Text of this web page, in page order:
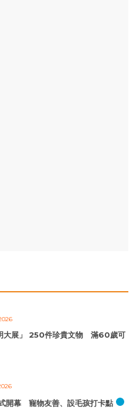
大展」 250件珍貴文物 滿60歲可
開幕 寵物友善、設毛孩打卡點